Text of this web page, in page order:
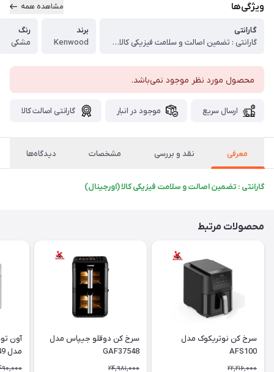
ویژگی‌ها مشاهده همه
گارانتی
گارانتی : تضمین اصالت و سلامت فیزیکی کالا (اورجینال)
برند
Kenwood
رنگ
مشکی
محصول مورد نظر موجود نمی‌باشد.
ارسال سریع موجود در انبار گارانتی اصالت کالا
معرفی نقد و بررسی مشخصات دیدگاه‌ها
گارانتی : تضمین اصالت و سلامت فیزیکی کالا (اورجینال)
محصولات مرتبط
سرخ کن نوتریکوک مدل
AFS100
22,216,000
سرخ کن دوقلو جیپاس مدل
GAF37548
24,981,000
آون
مدل GAFO37549